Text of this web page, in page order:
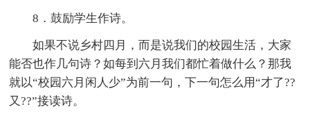
8．鼓励学生作诗。
如果不说乡村四月，而是说我们的校园生活，大家
能否也作几句诗？如每到六月我们都忙着做什么？那我
就以“校园六月闲人少”为前一句，下一句怎么用“才了??
又??”接读诗。